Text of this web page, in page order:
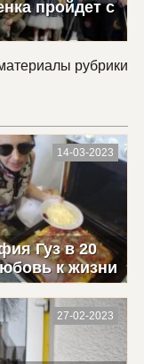
пройдет с
рубрики
14-03-2023
Гуз в 20
к жизни
27-02-2023